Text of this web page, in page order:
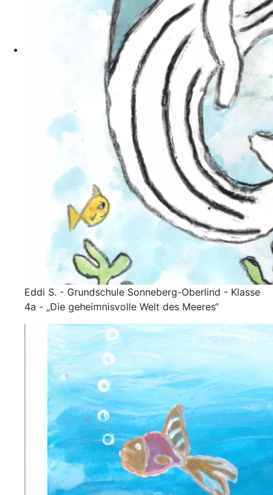
Eddi S. - Grundschule Sonneberg-Oberlind - Klasse
4a - „Die geheimnisvolle Welt des Meeres“